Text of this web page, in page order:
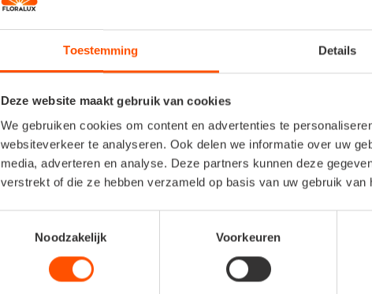
Toestemming Details
Deze website maakt gebruik van cookies
We gebruiken cookies om content en advertenties te
websiteverkeer te analyseren. Ook delen we informatie over uw
media, adverteren en analyse. Deze partners kunnen deze
verstrekt of die ze hebben verzameld op basis van uw gebruik van
Noodzakelijk
Voorkeuren